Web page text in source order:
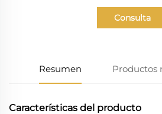
Consulta
Resumen Productos
Características del producto